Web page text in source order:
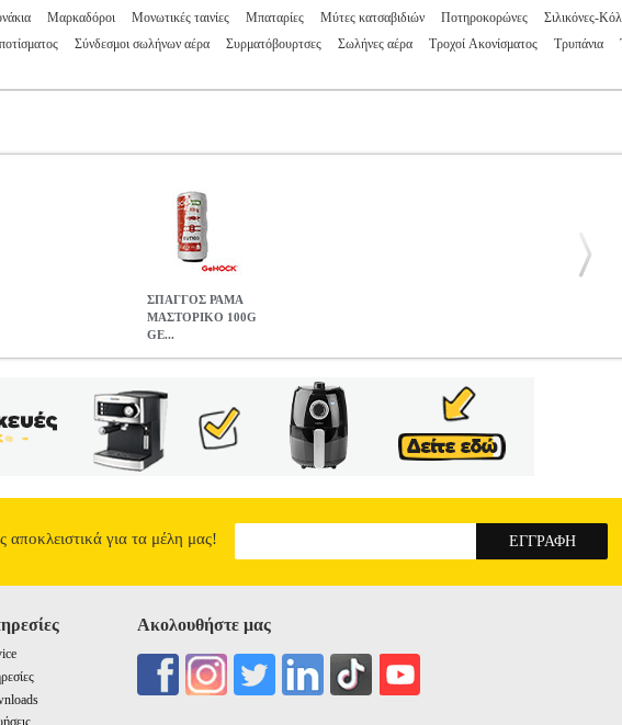
Μαρκαδόροι Μονωτικές ταινίες Μπαταρίες Μύτες κατσαβιδιών Ποτηροκορώνες
Σιλικόνες-
Σύνδεσμοι σωλήνων αέρα Συρματόβουρτσες Σωλήνες αέρα Τροχοί Ακονίσματος Τρυπάνια
ΣΠΑΓΓΟΣ ΡΑΜΑ
ΜΑΣΤΟΡΙΚΟ 100G
GE...
•GEHOCK στην κατηγορία ΑΝΑΛΩΣΙΜΑ-ΕΞΑΡΤΗΜΑΤΑ ΕΡΓΑΛΕΙΩΝ
DIY, κατασκευές, οικοδομικές εργασίες. -Είναι εξαιρετικά
Υλικό: Νάιλον νήματος 210D.
ΣΠΑΓΓΟΣ ΡΑΜΑ ΜΑΣΤΟΡΙΚΟ 100G GEHOCK
0.90
αποκλειστικά για τα μέλη μας!
Ακολουθήστε μας